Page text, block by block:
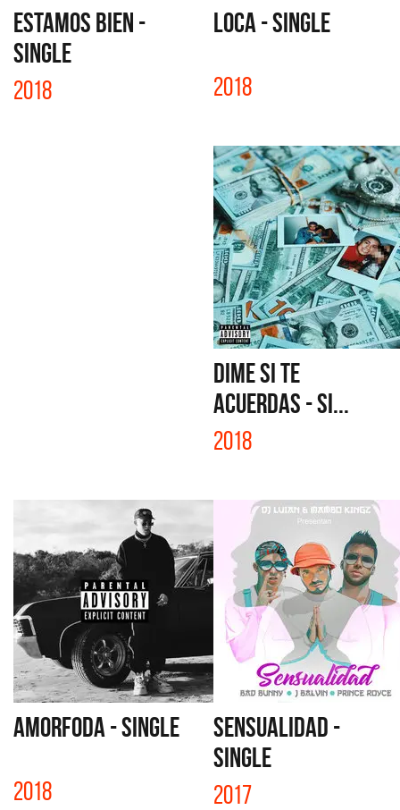
ESTAMOS BIEN -
SINGLE
2018
LOCA - SINGLE
2018
DIME SI TE
ACUERDAS - SI...
2018
AMORFODA - SINGLE
2018
SENSUALIDAD -
SINGLE
2017